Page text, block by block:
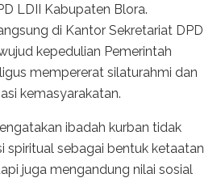
LDII Kabupaten Blora.
di Kantor Sekretariat DPD
kepedulian Pemerintah
mempererat silaturahmi dan
kemasyarakatan.
ibadah kurban tidak
spiritual sebagai bentuk ketaatan
juga mengandung nilai sosial